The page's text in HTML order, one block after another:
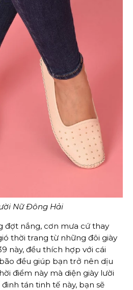
Nữ Đông Hải
đợt nắng, cơn mưa cứ thay
thời trang từ những đôi giày
này, đều thích hợp với cái
đều giúp bạn trở nên dịu
điểm này mà diện giày lười
tán tinh tế này, bạn sẽ